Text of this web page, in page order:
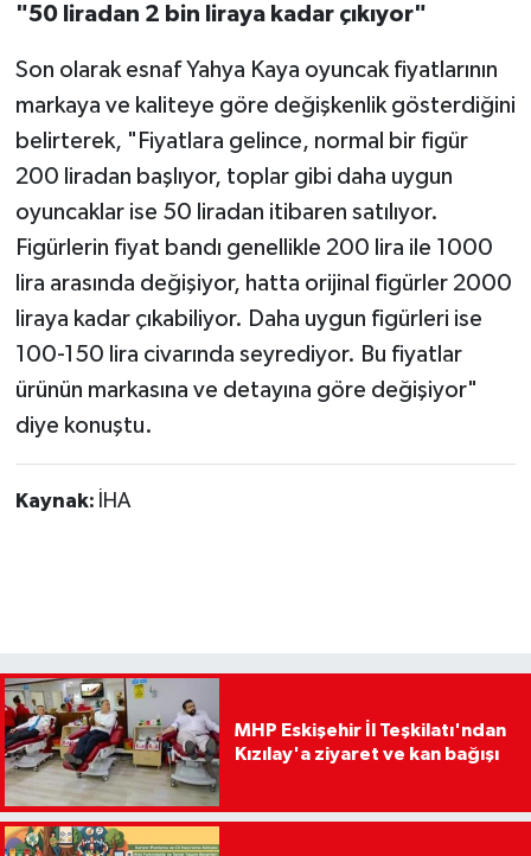
"50 liradan 2 bin liraya kadar çıkıyor"
Son olarak esnaf Yahya Kaya oyuncak fiyatlarının
markaya ve kaliteye göre değişkenlik gösterdiğini
belirterek, "Fiyatlara gelince, normal bir figür
200 liradan başlıyor, toplar gibi daha uygun
oyuncaklar ise 50 liradan itibaren satılıyor.
Figürlerin fiyat bandı genellikle 200 lira ile 1000
lira arasında değişiyor, hatta orijinal figürler 2000
liraya kadar çıkabiliyor. Daha uygun figürleri ise
100-150 lira civarında seyrediyor. Bu fiyatlar
ürünün markasına ve detayına göre değişiyor"
diye konuştu.
Kaynak: İHA
MHP Eskişehir İl Teşkilatı'ndan
Kızılay'a ziyaret ve kan bağışı